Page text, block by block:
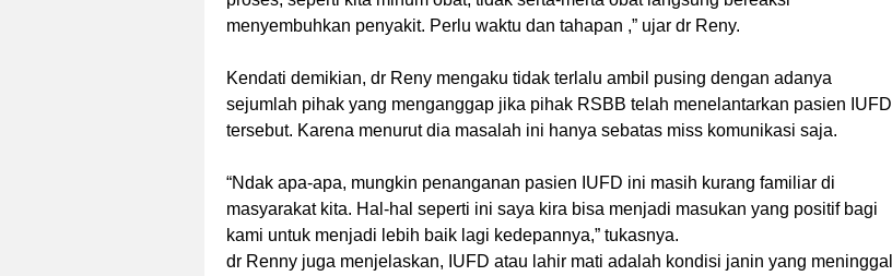
menyembuhkan penyakit. Perlu waktu dan tahapan ,” ujar dr Reny.
Kendati demikian, dr Reny mengaku tidak terlalu ambil pusing dengan adanya
sejumlah pihak yang menganggap jika pihak RSBB telah menelantarkan pasien IUFD
tersebut. Karena menurut dia masalah ini hanya sebatas miss komunikasi saja.
“Ndak apa-apa, mungkin penanganan pasien IUFD ini masih kurang familiar di
masyarakat kita. Hal-hal seperti ini saya kira bisa menjadi masukan yang positif bagi
kami untuk menjadi lebih baik lagi kedepannya,” tukasnya.
dr Renny juga menjelaskan, IUFD atau lahir mati adalah kondisi janin yang meninggal